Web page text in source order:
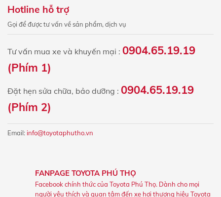
Hotline hỗ trợ
Gọi để được tư vấn về sản phẩm, dịch vụ
Tư vấn mua xe và khuyến mại : 0904.65.19.19
(Phím 1)
Đặt hẹn sửa chữa, bảo dưỡng : 0904.65.19.19
(Phím 2)
Email: info@toyotaphutho.vn
FANPAGE TOYOTA PHÚ THỌ
Facebook chính thức của Toyota Phú Thọ. Dành cho mọi
người yêu thích và quan tâm đến xe hơi thương hiệu Toyota